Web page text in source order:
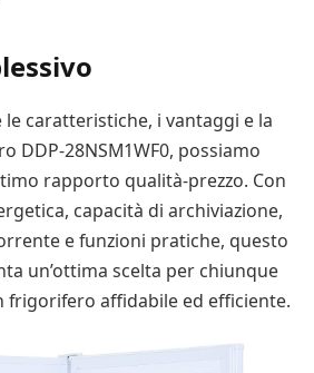
caratteristiche, i vantaggi e la
DDP-28NSM1WF0, possiamo
rapporto qualità-prezzo. Con
capacità di archiviazione,
e funzioni pratiche, questo
un’ottima scelta per chiunque
frigorifero affidabile ed efficiente.